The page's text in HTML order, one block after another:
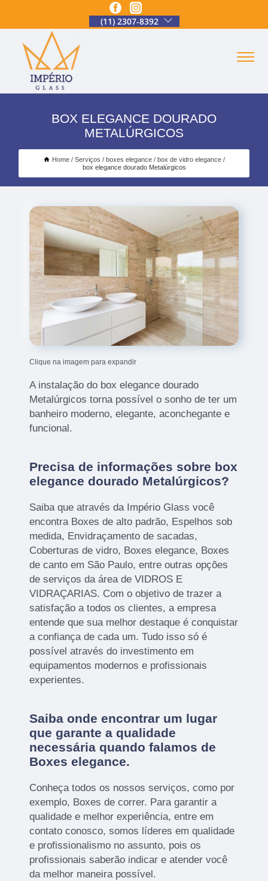
(11) 2307-8392
BOX ELEGANCE DOURADO
METALÚRGICOS
Home Serviços boxes elegance
box de vidro elegance
box elegance dourado Metalúrgicos
Clique na imagem para expandir
A instalação do box elegance dourado
Metalúrgicos torna possível o sonho de ter um
banheiro moderno, elegante, aconchegante e
funcional.
Precisa de informações sobre box
elegance dourado Metalúrgicos?
Saiba que através da Império Glass você
encontra Boxes de alto padrão, Espelhos sob
medida, Envidraçamento de sacadas,
Coberturas de vidro, Boxes elegance, Boxes
de canto em São Paulo, entre outras opções
de serviços da área de VIDROS E
VIDRAÇARIAS. Com o objetivo de trazer a
satisfação a todos os clientes, a empresa
entende que sua melhor destaque é conquistar
a confiança de cada um. Tudo isso só é
possível através do investimento em
equipamentos modernos e profissionais
experientes.
Saiba onde encontrar um lugar
que garante a qualidade
necessária quando falamos de
Boxes elegance.
Conheça todos os nossos serviços, como por
exemplo, Boxes de correr. Para garantir a
qualidade e melhor experiência, entre em
contato conosco, somos líderes em qualidade
e profissionalismo no assunto, pois os
profissionais saberão indicar e atender você
da melhor maneira possível.